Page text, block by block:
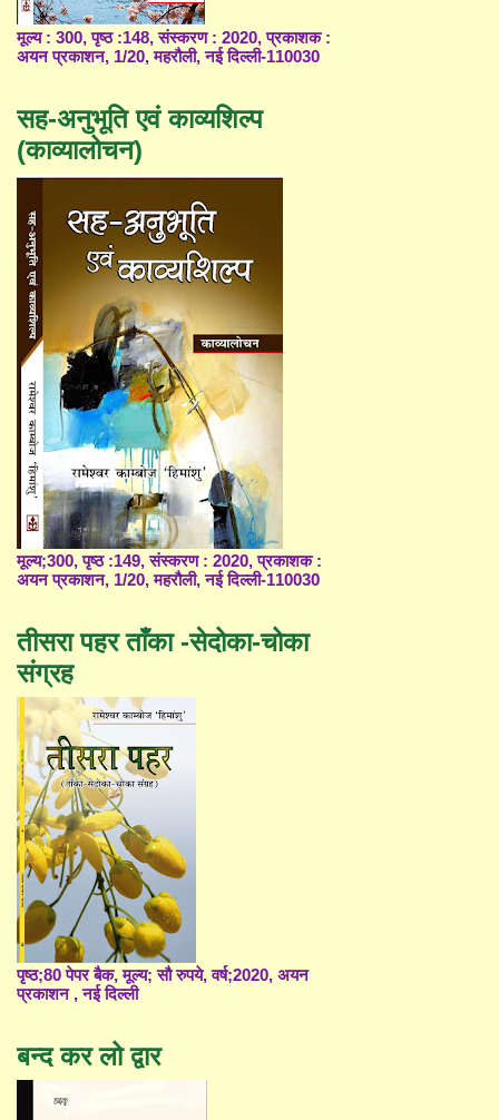
मूल्य : 300, पृष्ठ :148, संस्करण : 2020, प्रकाशक :
अयन प्रकाशन, 1/20, महरौली, नई दिल्ली-110030
सह-अनुभूति एवं काव्यशिल्प
(काव्यालोचन)
मूल्य;300, पृष्ठ :149, संस्करण : 2020, प्रकाशक :
अयन प्रकाशन, 1/20, महरौली, नई दिल्ली-110030
तीसरा पहर ताँका -सेदोका-चोका
संग्रह
पृष्ठ;80 पेपर बैक, मूल्य; सौ रुपये, वर्ष;2020, अयन
प्रकाशन , नई दिल्ली
बन्द कर लो द्वार